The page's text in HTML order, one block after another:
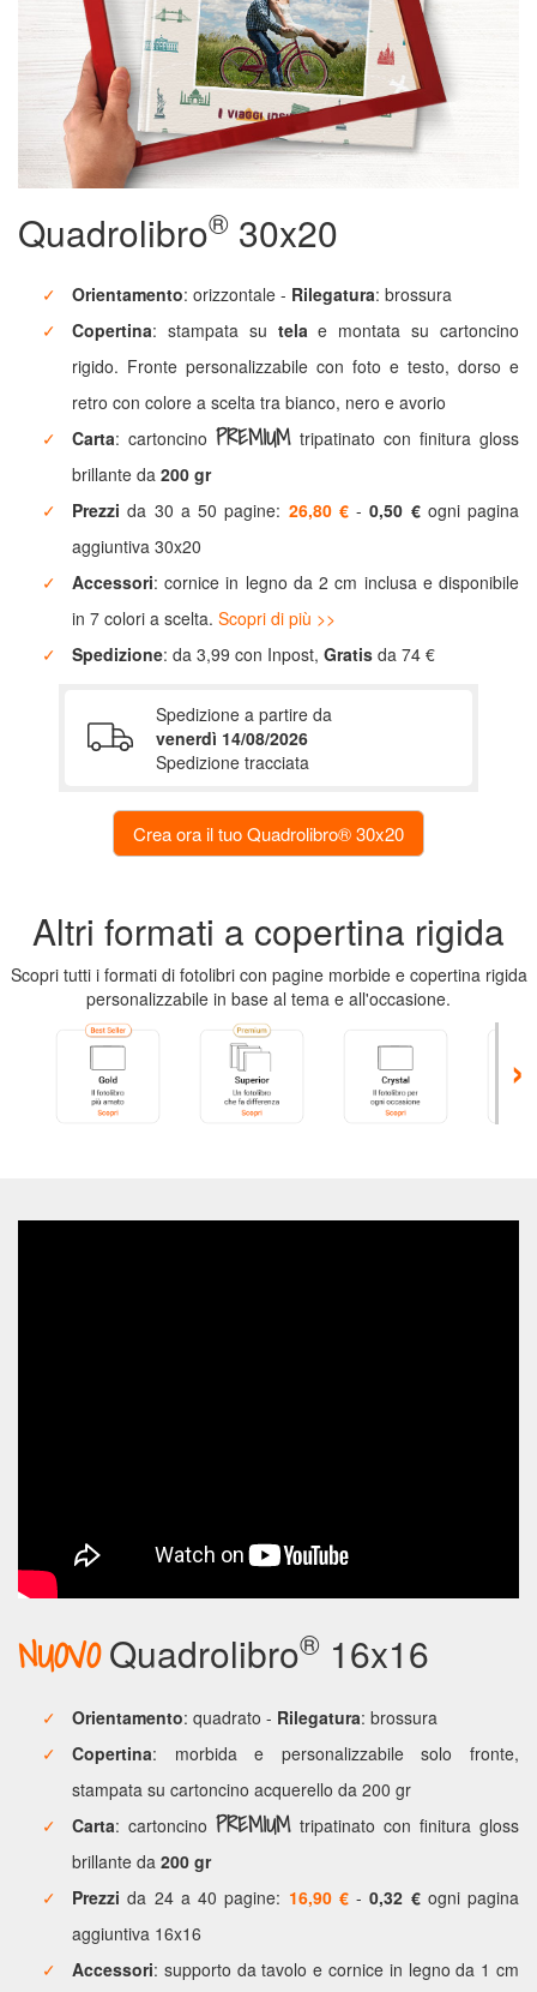
formati
Calendari
da
Fotolibro
Style
Calendari
Speciali
Calendario
Agende
al
Stampe
Fujifilm
0.10
Panoramiche
Poster
Fototessere
vintage
Quadrolibro® 30x20
Orientamento: orizzontale - Rilegatura: brossura
Copertina: stampata su telae montata su cartoncino
rigido. Fronte personalizzabile con foto e testo, dorso e
retro con colore a scelta tra bianco, nero e avorio
Carta: cartoncinoPREMIUMtripatinato con finitura gloss
brillante da 200 gr
Prezzi da 30 a 50 pagine: 26,80 €-0,50 €ogni pagina
aggiuntiva 30x20
Accessori: cornice in legno da 2 cm inclusa e disponibile
in 7 colori a scelta. Scopri di più >>
Spedizione: da 3,99 con Inpost, Gratis da 74 €
Spedizione a partire da
venerdì 14/08/2026
Spedizione tracciata
Altri formati a copertina rigida
Scopri tutti i formati di fotolibri con pagine morbide e copertina rigida
personalizzabile in base al tema e all'occasione.
›
NUOVOQuadrolibro® 16x16
Orientamento: quadrato - Rilegatura: brossura
Copertina: morbida e personalizzabile solo fronte,
stampata su cartoncino acquerello da 200 gr
Carta: cartoncinoPREMIUMtripatinato con finitura gloss
brillante da 200 gr
Prezzi da 24 a 40 pagine: 16,90 €-0,32 €ogni pagina
aggiuntiva 16x16
Accessori: supporto da tavolo e cornice in legno da 1 cm